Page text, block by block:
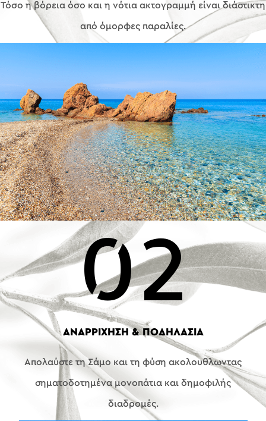
Τόσο η βόρεια όσο και η νότια ακτογραμμή είναι διάστικτη
από όμορφες παραλίες.
02
ΑΝΑΡΡΙΧΗΣΗ & ΠΟΔΗΛΑΣΙΑ
Απολαύστε τη Σάμο και τη φύση ακολουθλωντας
σηματοδοτημένα μονοπάτια και δημοφιλής
διαδρομές.